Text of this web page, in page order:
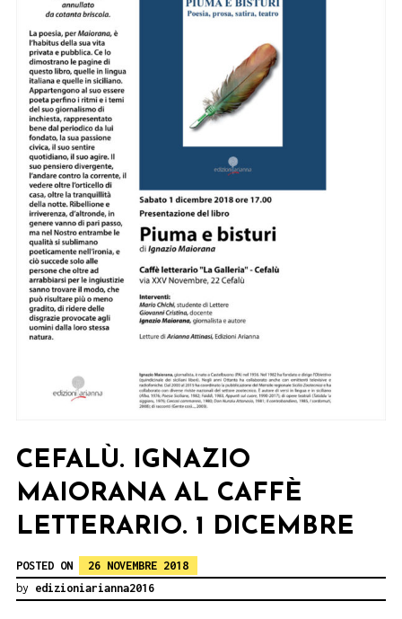
CEFALÙ. IGNAZIO
MAIORANA AL CAFFÈ
LETTERARIO. 1 DICEMBRE
POSTED ON
26 NOVEMBRE 2018
by edizioniarianna2016